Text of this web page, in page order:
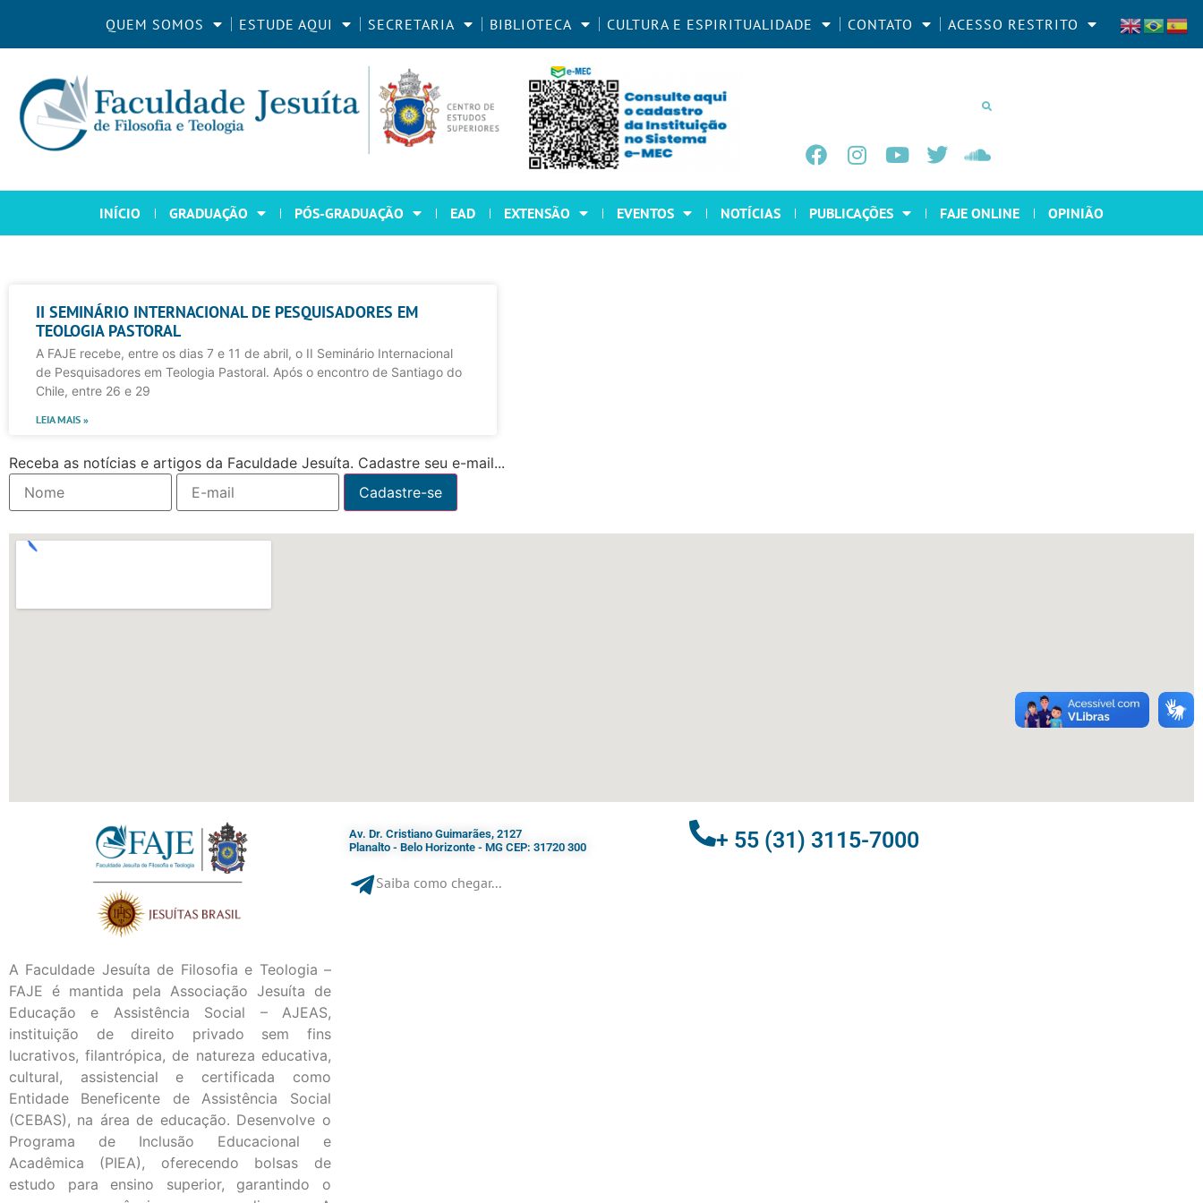
QUEM SOMOS ESTUDE AQUI SECRETARIA BIBLIOTECA CULTURA E ESPIRITUALIDADE CONTATO ACESSO RESTRITO
INÍCIO GRADUAÇÃO PÓS-GRADUAÇÃO EAD EXTENSÃO EVENTOS NOTÍCIAS PUBLICAÇÕES FAJE ONLINE OPINIÃO
II SEMINÁRIO INTERNACIONAL DE PESQUISADORES EM
TEOLOGIA PASTORAL
A FAJE recebe, entre os dias 7 e 11 de abril, o II Seminário Internacional
de Pesquisadores em Teologia Pastoral. Após o encontro de Santiago do
Chile, entre 26 e 29
LEIA MAIS »
Receba as notícias e artigos da Faculdade Jesuíta. Cadastre seu e-mail...
A Faculdade Jesuíta de Filosofia e Teologia –
FAJE é mantida pela Associação Jesuíta de
Educação e Assistência Social – AJEAS,
instituição de direito privado sem fins
lucrativos, filantrópica, de natureza educativa,
cultural, assistencial e certificada como
Entidade Beneficente de Assistência Social
(CEBAS), na área de educação. Desenvolve o
Programa de Inclusão Educacional e
Acadêmica (PIEA), oferecendo bolsas de
estudo para ensino superior, garantindo o
Av. Dr. Cristiano Guimarães, 2127
Planalto - Belo Horizonte - MG CEP: 31720 300
Saiba como chegar...
+ 55 (31) 3115-7000​